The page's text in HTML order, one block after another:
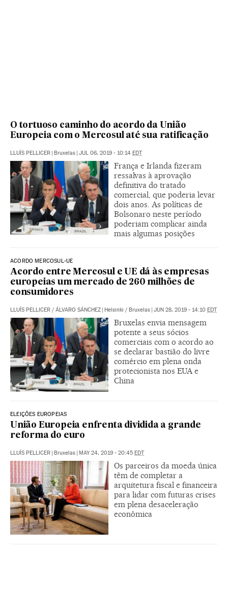
O tortuoso caminho do acordo da União
Europeia com o Mercosul até sua ratificação
LLUÍS PELLICER | Bruxelas | JUL 06, 2019 - 10:14 EDT
França e Irlanda fizeram
ressalvas à aprovação
definitiva do tratado
comercial, que poderia levar
dois anos. As políticas de
Bolsonaro neste período
poderiam complicar ainda
mais algumas posições
ACORDO MERCOSUL-UE
Acordo entre Mercosul e UE dá às empresas
europeias um mercado de 260 milhões de
consumidores
LLUÍS PELLICER / ÁLVARO SÁNCHEZ | Helsinki / Bruxelas | JUN 28, 2019 - 14:10 EDT
Bruxelas envia mensagem
potente a seus sócios
comerciais com o acordo ao
se declarar bastião do livre
comércio em plena onda
protecionista nos EUA e
China
ELEIÇÕES EUROPEIAS
União Europeia enfrenta dividida a grande
reforma do euro
LLUÍS PELLICER | Bruxelas | MAY 24, 2019 - 20:45 EDT
Os parceiros da moeda única
têm de completar a
arquitetura fiscal e financeira
para lidar com futuras crises
em plena desaceleração
econômica